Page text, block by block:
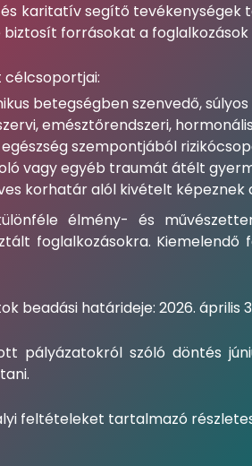
és karitatív segítő
biztosít forrásokat a
célcsoportjai:
betegségben szenvedő,
emésztőrendszeri,
egészség szempontjából
vagy egyéb traumát átélt
korhatár alól kivételt
élmény- és
foglalkozásokra.
beadási határideje: 2026. április
pályázatokról szóló döntés
feltételeket tartalmazó